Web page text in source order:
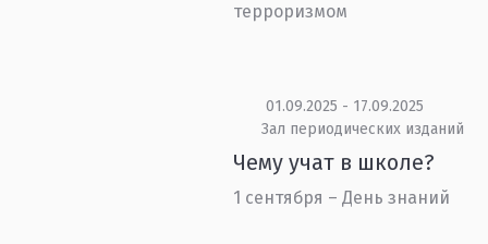
терроризмом
01.09.2025 - 17.09.2025
Зал периодических изданий
Чему учат в школе?
1 сентября – День знаний